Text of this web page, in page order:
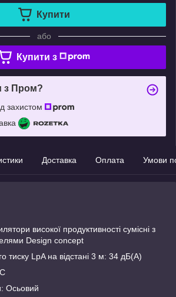
Купити
або
Купити з
з Пром?
захистом
Доставка Оплата Умови
високої продуктивності сумісні з
Design concept
тиску LpA на відстані 3 м: 34 дБ(А)
Осьовий